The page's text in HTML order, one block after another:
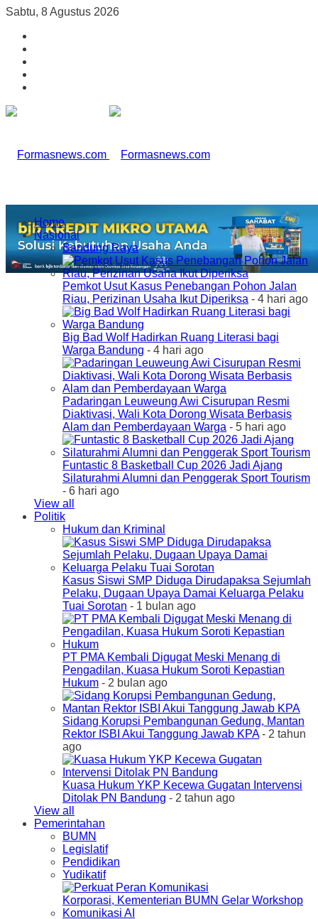
Sabtu, 8 Agustus 2026
Home
Nasional
Bandung Raya
Pemkot Usut Kasus Penebangan Pohon Jalan
Riau, Perizinan Usaha Ikut Diperiksa - 4 hari ago
Big Bad Wolf Hadirkan Ruang Literasi bagi
Warga Bandung - 4 hari ago
Padaringan Leuweung Awi Cisurupan Resmi
Diaktivasi, Wali Kota Dorong Wisata Berbasis
Alam dan Pemberdayaan Warga - 5 hari ago
Funtastic 8 Basketball Cup 2026 Jadi Ajang
Silaturahmi Alumni dan Penggerak Sport Tourism
- 6 hari ago
View all
Politik
Hukum dan Kriminal
Kasus Siswi SMP Diduga Dirudapaksa Sejumlah
Pelaku, Dugaan Upaya Damai Keluarga Pelaku
Tuai Sorotan - 1 bulan ago
PT PMA Kembali Digugat Meski Menang di
Pengadilan, Kuasa Hukum Soroti Kepastian
Hukum - 2 bulan ago
Sidang Korupsi Pembangunan Gedung, Mantan
Rektor ISBI Akui Tanggung Jawab KPA- 2 tahun
ago
Kuasa Hukum YKP Kecewa Gugatan Intervensi
Ditolak PN Bandung - 2 tahun ago
View all
Pemerintahan
BUMN
Legislatif
Pendidikan
Yudikatif